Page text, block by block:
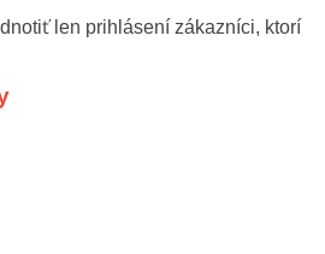
len prihlásení zákazníci, ktorí